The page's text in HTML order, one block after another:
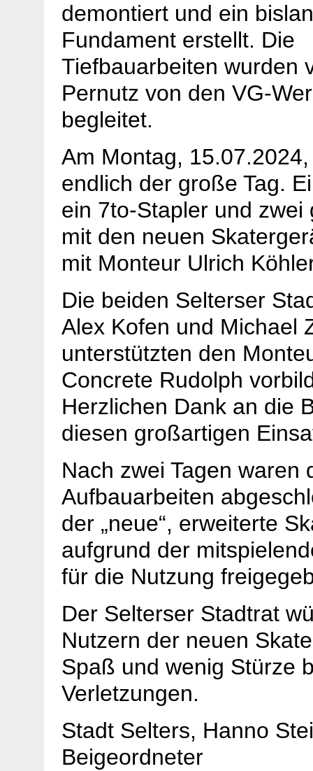
demontiert und ein
Fundament erstellt. Die
Tiefbauarbeiten wurden
Pernutz von den VG-
begleitet.
Am Montag,
endlich der große Tag.
ein 7to-Stapler und zwei
mit den neuen
mit Monteur Ulrich
Die beiden Selterser
Alex Kofen und Michael
unterstützten den
Concrete Rudolph
Herzlichen Dank an die
diesen großartigen
Nach zwei Tagen waren
Aufbauarbeiten
der „neue“, erweiterte
aufgrund der
für die Nutzung
Der Selterser Stadtrat
Nutzern der neuen
Spaß und wenig Stürze
Verletzungen.
Stadt Selters, Hanno
Beigeordneter